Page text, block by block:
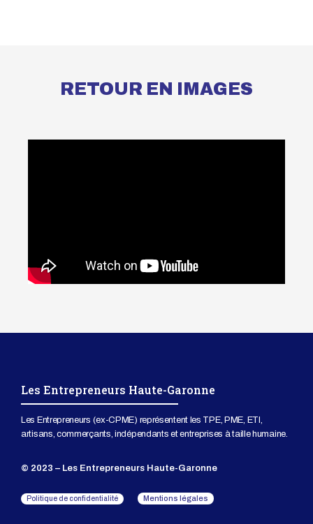
RETOUR EN IMAGES
Les Entrepreneurs Haute-Garonne
Les Entrepreneurs (ex-CPME) représentent les TPE, PME, ETI,
artisans, commerçants, indépendants et entreprises à taille humaine.
© 2023 – Les Entrepreneurs Haute-Garonne
Politique de confidentialité Mentions légales